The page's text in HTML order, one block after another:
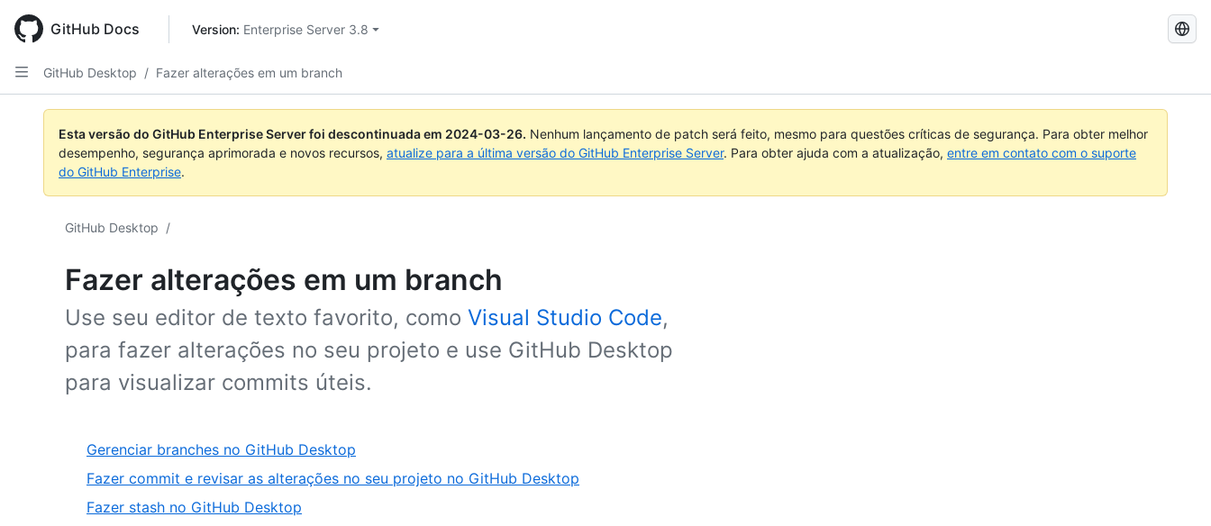
main
content
GitHub Docs Version: Enterprise Server 3.8
Pesquisar
GitHub Desktop / Fazer alterações em um branch
Esta versão do GitHub Enterprise Server foi descontinuada em 2024-03-26. Nenhum lançamento de patch será feito, mesmo para questões críticas de segurança. Para obter melhor
desempenho, segurança aprimorada e novos recursos, atualize para a última versão do GitHub Enterprise Server. Para obter ajuda com a atualização, entre em contato com o suporte
do GitHub Enterprise.
GitHub Desktop /
Fazer alterações em um branch
Use seu editor de texto favorito, como Visual Studio Code,
para fazer alterações no seu projeto e use GitHub Desktop
para visualizar commits úteis.
Gerenciar branches no GitHub Desktop
Fazer commit e revisar as alterações no seu projeto no GitHub Desktop
Fazer stash no GitHub Desktop